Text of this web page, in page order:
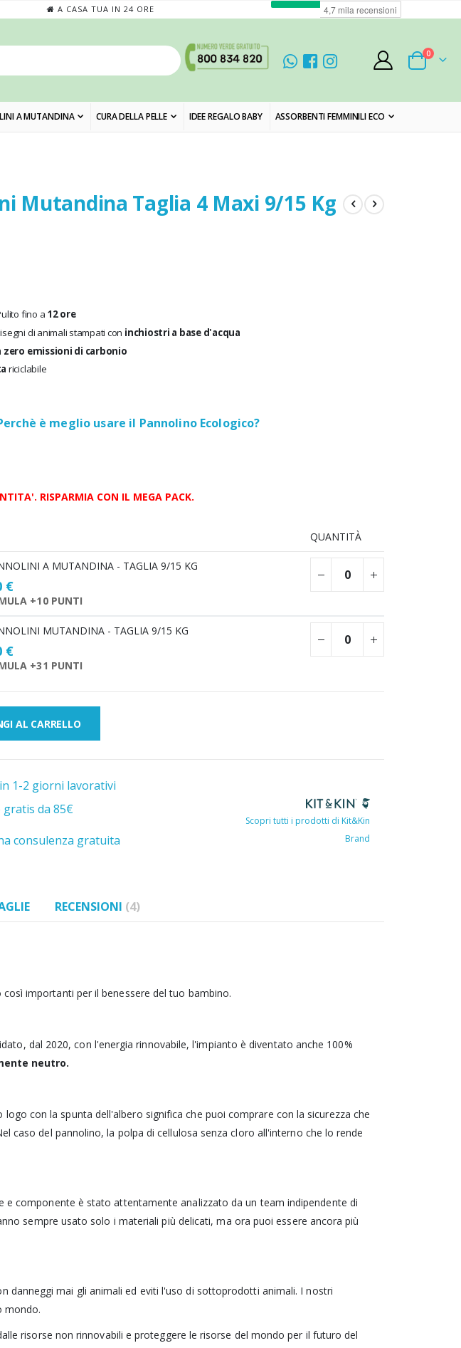
A CASA TUA IN 24 ORE
Cart
0elementi
A MUTANDINA CURA DELLA PELLE IDEE REGALO BABY ASSORBENTI FEMMINILI ECO
Mutandina Taglia 4 Maxi 9/15 Kg
fino a 12 ore
di animali stampati con inchiostri a base d'acqua
zero emissioni di carbonio
riciclabile
è meglio usare il Pannolino Ecologico?
RISPARMIA CON IL MEGA PACK.
QUANTITÀ
A MUTANDINA - TAGLIA 9/15 KG
€
+10 PUNTI
MUTANDINA - TAGLIA 9/15 KG
€
+31 PUNTI
AL CARRELLO
1-2 giorni lavorativi
gratis da 85€
consulenza gratuita
Scopri tutti i prodotti di Kit&Kin
Brand
importanti per il benessere del tuo bambino.
dal 2020, con l'energia rinnovabile, l'impianto è diventato anche 100%
neutro.
con la spunta dell'albero significa che puoi comprare con la sicurezza che
caso del pannolino, la polpa di cellulosa senza cloro all'interno che lo rende
componente è stato attentamente analizzato da un team indipendente di
sempre usato solo i materiali più delicati, ma ora puoi essere ancora più
danneggi mai gli animali ed eviti l'uso di sottoprodotti animali. I nostri
mondo.
risorse non rinnovabili e proteggere le risorse del mondo per il futuro del
RECENSIONI 4